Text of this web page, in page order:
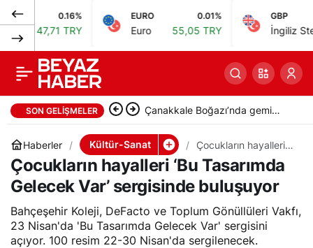
47,71 TRY
EURO
Euro 55,05 TRY
GBP
İngiliz Sterlini
SON GELIŞMELER Çanakkale Boğazı’nda gemi
arızası: OCEAN MARY
durduruldu
Haberler Kültür-Sanat
Çocukların hayalleri
‘Bu Tasarımda
Gelecek Var’
sergisinde buluşuyor
Çocukların hayalleri ‘Bu Tasarımda
Gelecek Var’ sergisinde buluşuyor
Bahçeşehir Koleji, DeFacto ve Toplum Gönüllüleri Vakfı,
23 Nisan'da 'Bu Tasarımda Gelecek Var' sergisini
açıyor. 100 resim 22-30 Nisan'da sergilenecek.
Genç Felsefeci
Ödülleri İstanbul’da
sahiplerini buldu
Paylaş